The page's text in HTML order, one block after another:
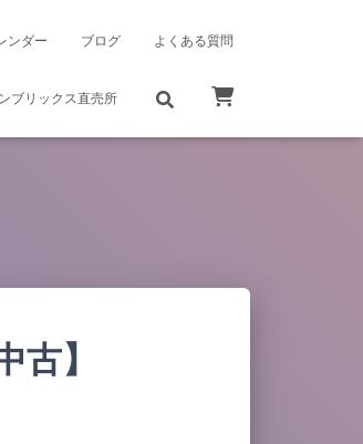
ンダー ブログ よくある質問
ブリックス直売所
古】